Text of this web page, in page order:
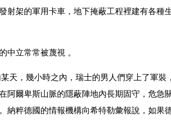
射架的軍用卡車，地下掩蔽工程裡建有各
中立常常被蔑視 。
天，幾小時之內，瑞士的男人們穿上了軍
阿爾卑斯山脈的隱蔽陣地內長期固守，危
納粹德國的情報機構向希特勒彙報說，如